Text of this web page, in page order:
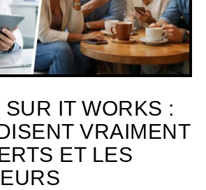
SUR IT WORKS :
VRAIMENT
ET LES